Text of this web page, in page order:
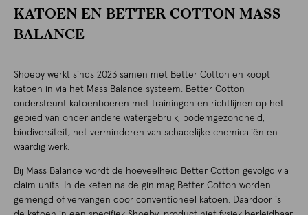
KATOEN EN BETTER COTTON MASS
BALANCE
Shoeby werkt sinds 2023 samen met Better Cotton en koopt
katoen in via het Mass Balance systeem. Better Cotton
ondersteunt katoenboeren met trainingen en richtlijnen op het
gebied van onder andere watergebruik, bodemgezondheid,
biodiversiteit, het verminderen van schadelijke chemicaliën en
waardig werk.
Bij Mass Balance wordt de hoeveelheid Better Cotton gevolgd via
claim units. In de keten na de gin mag Better Cotton worden
gemengd of vervangen door conventioneel katoen. Daardoor is